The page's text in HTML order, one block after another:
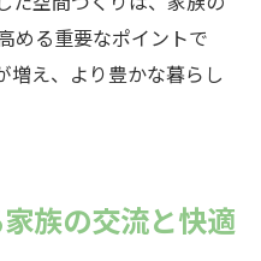
める重要なポイントで
増え、より豊かな暮らし
族の交流と快適